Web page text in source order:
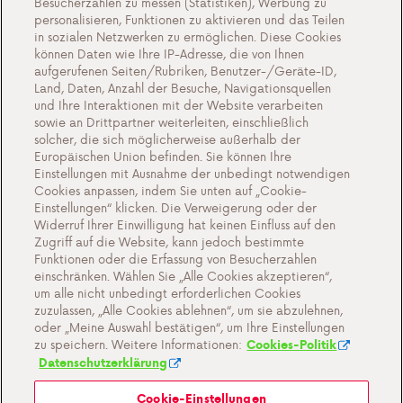
Aktionen
Veranstaltungen
Arbeiten bei Antargaz
Kontakt
Cookie-Einstellungen
Wichtige Dokumente und Allgemeine
Geschaftsbedingungen
Datenschutz- und Cookie-Richtlinien
personalisieren, Funktionen zu aktivieren und das Teilen
in sozialen Netzwerken zu ermöglichen. Diese Cookies
können Daten wie Ihre IP-Adresse, die von Ihnen
aufgerufenen Seiten/Rubriken, Benutzer-/Geräte-ID,
Land, Daten, Anzahl der Besuche, Navigationsquellen
und Ihre Interaktionen mit der Website verarbeiten
sowie an Drittpartner weiterleiten, einschließlich
solcher, die sich möglicherweise außerhalb der
Europäischen Union befinden. Sie können Ihre
Einstellungen mit Ausnahme der unbedingt notwendigen
Cookies anpassen, indem Sie unten auf „Cookie-
Einstellungen“ klicken. Die Verweigerung oder der
Widerruf Ihrer Einwilligung hat keinen Einfluss auf den
Zugriff auf die Website, kann jedoch bestimmte
Funktionen oder die Erfassung von Besucherzahlen
einschränken. Wählen Sie „Alle Cookies akzeptieren“,
um alle nicht unbedingt erforderlichen Cookies
zuzulassen, „Alle Cookies ablehnen“, um sie abzulehnen,
oder „Meine Auswahl bestätigen“, um Ihre Einstellungen
zu speichern. Weitere Informationen: Cookies-Politik
Datenschutzerklärung
Cookie-Einstellungen